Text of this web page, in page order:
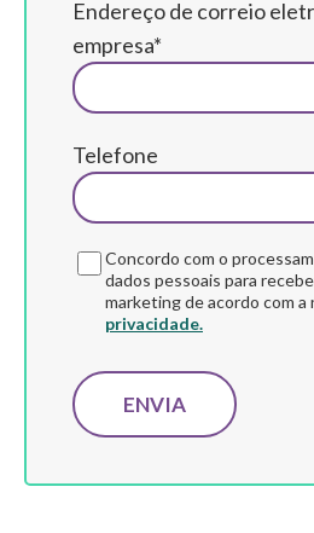
Endereço de correio
empresa*
Telefone
Concordo com o
dados pessoais para
marketing de acordo com a
privacidade.